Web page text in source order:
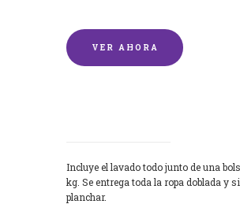
VER AHORA
Incluye el lavado todo junto de una
kg. Se entrega toda la ropa doblada y
planchar.